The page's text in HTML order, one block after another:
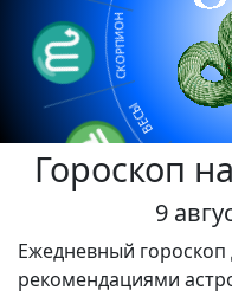
♍
ДЕВА
♎ВЕСЫ
♏СКОРПИОН
Гороскоп
9
Ежедневный гороскоп
рекомендациями